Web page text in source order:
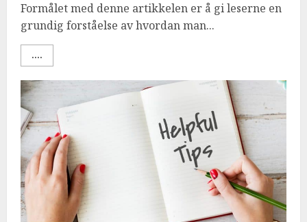
Formålet med denne artikkelen er å gi leserne en
grundig forståelse av hvordan man...
....